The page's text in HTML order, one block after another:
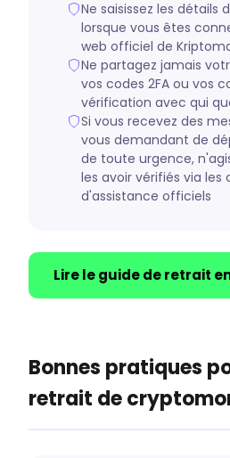
Ne saisissez les détails
lorsque vous êtes
web officiel de
Ne partagez jamais
vos codes 2FA ou vos
vérification avec qui
Si vous recevez des
vous demandant de
de toute urgence,
les avoir vérifiés via les
d'assistance officiels
Lire le guide de retrait en
Bonnes pratiques
retrait de